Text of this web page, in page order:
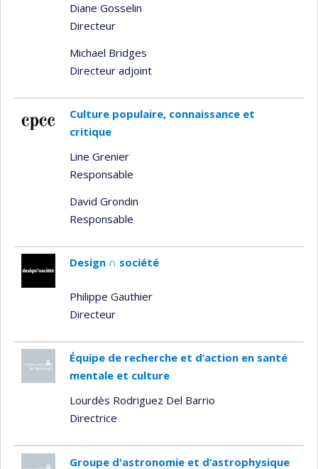
Diane Gosselin
Directeur
Michael Bridges
Directeur adjoint
Culture populaire, connaissance et
critique
Line Grenier
Responsable
David Grondin
Responsable
Design ∩ société
Philippe Gauthier
Directeur
Équipe de recherche et d’action en santé
mentale et culture
Lourdès Rodriguez Del Barrio
Directrice
Groupe d'astronomie et d’astrophysique